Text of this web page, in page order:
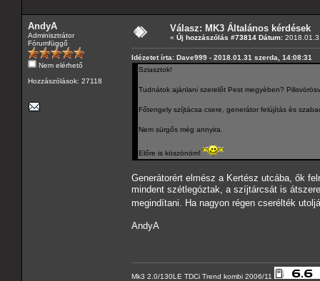
AndyA
Adminisztrátor
Fórumfüggő
Nem elérhető
Hozzászólások: 27118
Válasz: MK3 Általános kérdések
« Új hozzászólás #73814 Dátum:
Idézetet írta: Dave999 - 2018.01.31 szerda, 14:08:31
Sziasztok!
Tudnátok ajánlani szerelőt Pest megyèben?
Főtengely szíjtácsa csere, generátor felújítás ès
Nem sürgős mèg annyira.
Előre is köszönöm!
Generátorért elmész a Kertész utcába, ők
mindent szétlegóztak, a szíjtárcsát is
megindítani. Ha nagyon régen cserélték
AndyA
Mk3 2.0/130LE TDCi Trend kombi 2006/11